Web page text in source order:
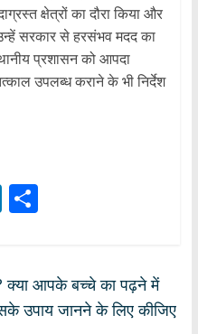
क्षेत्रों का दौरा किया और
सरकार से हरसंभव मदद का
प्रशासन को आपदा
उपलब्ध कराने के भी निर्देश
Li
e
dI
S
e
क्या आपके बच्चे का पढ़ने में
उपाय जानने के लिए कीजिए